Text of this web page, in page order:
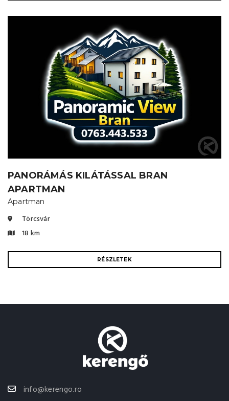
PANORÁMÁS KILÁTÁSSAL BRAN
APARTMAN
Apartman
Törcsvár
18 km
RÉSZLETEK
info@kerengo.ro